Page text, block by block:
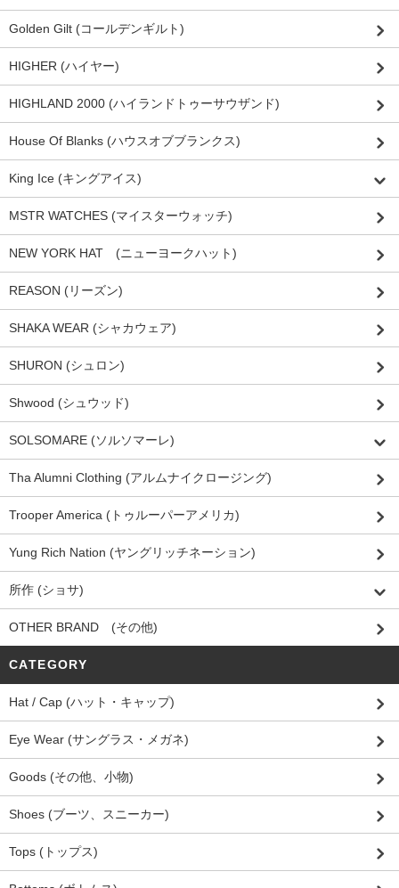
Golden Gilt (コールデンギルト)
HIGHER (ハイヤー)
HIGHLAND 2000 (ハイランドトゥーサウザンド)
House Of Blanks (ハウスオブブランクス)
King Ice (キングアイス)
MSTR WATCHES (マイスターウォッチ)
NEW YORK HAT (ニューヨークハット)
REASON (リーズン)
SHAKA WEAR (シャカウェア)
SHURON (シュロン)
Shwood (シュウッド)
SOLSOMARE (ソルソマーレ)
Tha Alumni Clothing (アルムナイクロージング)
Trooper America (トゥルーパーアメリカ)
Yung Rich Nation (ヤングリッチネーション)
所作 (ショサ)
OTHER BRAND (その他)
CATEGORY
Hat / Cap (ハット・キャップ)
Eye Wear (サングラス・メガネ)
Goods (その他、小物)
Shoes (ブーツ、スニーカー)
Tops (トップス)